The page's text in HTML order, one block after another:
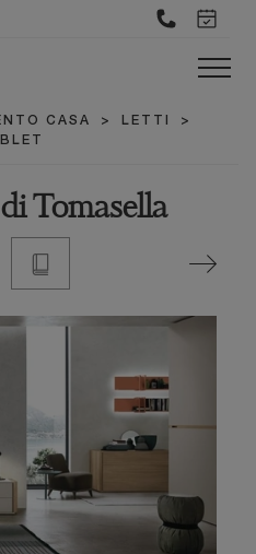
CASA > LETTI
>
Tomasella